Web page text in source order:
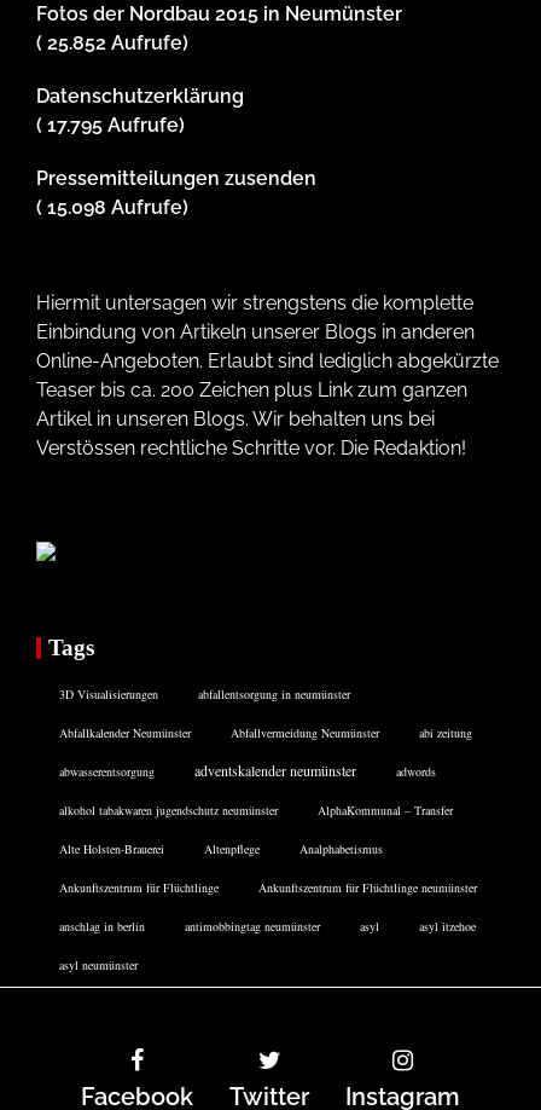
Fotos der Nordbau 2015 in Neumünster
( 25.852 Aufrufe)
Datenschutzerklärung
( 17.795 Aufrufe)
Pressemitteilungen zusenden
( 15.098 Aufrufe)
Hiermit untersagen wir strengstens die komplette
Einbindung von Artikeln unserer Blogs in anderen
Online-Angeboten. Erlaubt sind lediglich abgekürzte
Teaser bis ca. 200 Zeichen plus Link zum ganzen
Artikel in unseren Blogs. Wir behalten uns bei
Verstössen rechtliche Schritte vor. Die Redaktion!
Tags
3D Visualisierungen abfallentsorgung in neumünster
Abfallkalender Neumünster Abfallvermeidung Neumünster abi zeitung
abwasserentsorgung adventskalender neumünster adwords
alkohol tabakwaren jugendschutz neumünster AlphaKommunal – Transfer
Alte Holsten-Brauerei Altenpflege Analphabetismus
Ankunftszentrum für Flüchtlinge Ankunftszentrum für Flüchtlinge neumünster
anschlag in berlin antimobbingtag neumünster asyl asyl itzehoe
asyl neumünster
Facebook Twitter Instagram